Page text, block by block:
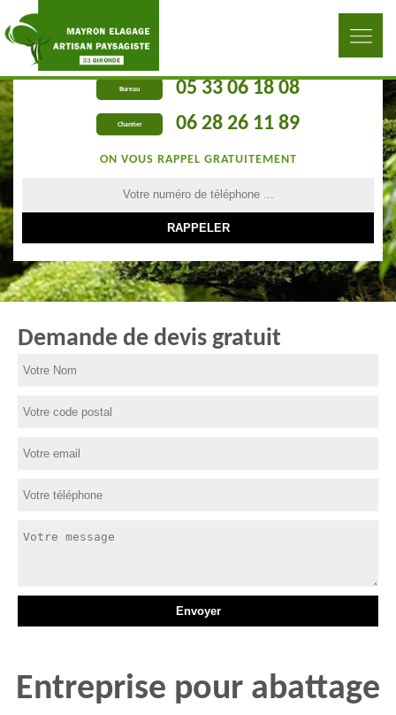
Bureau 05 33 06 18 08
Chantier 06 28 26 11 89
ON VOUS RAPPEL GRATUITEMENT
Demande de devis gratuit
Entreprise pour abattage